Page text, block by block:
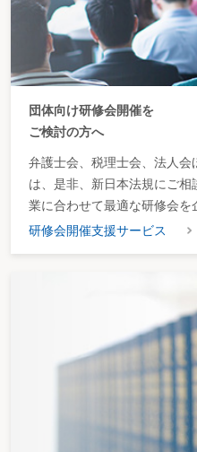
団体向け研修会開催を
ご検討の方へ
弁護士会、税理士会、法人
は、是非、新日本法規にご
業に合わせて最適な研修会を
研修会開催支援サービス